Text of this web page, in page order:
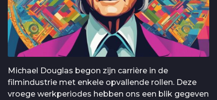
Michael Douglas begon zijn carrière in de
filmindustrie met enkele opvallende rollen. Deze
vroege werkperiodes hebben ons een blik gegeven